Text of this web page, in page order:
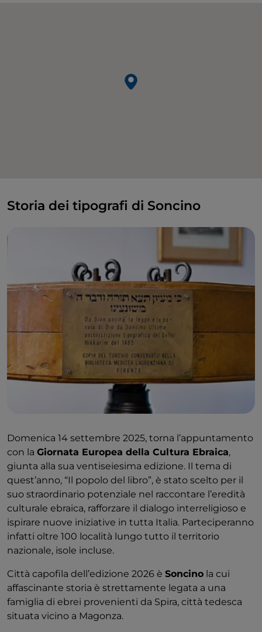
Storia dei tipografi di Soncino
Domenica 14 settembre 2025, torna l’appuntamento
con la Giornata Europea della Cultura Ebraica,
giunta alla sua ventiseiesima edizione. Il tema di
quest’anno, “Il popolo del libro”, è stato scelto per il
suo straordinario potenziale nel raccontare l’eredità
culturale ebraica, rafforzare il dialogo interreligioso e
ispirare nuove iniziative in tutta Italia. Parteciperanno
infatti oltre 100 località lungo tutto il territorio
nazionale, isole incluse.
Città capofila dell’edizione 2026 è Soncino la cui
affascinante storia è strettamente legata a una
famiglia di ebrei provenienti da Spira, città tedesca
situata vicino a Magonza.